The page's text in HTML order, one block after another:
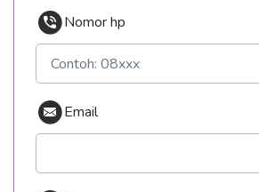
Nomor hp
Email